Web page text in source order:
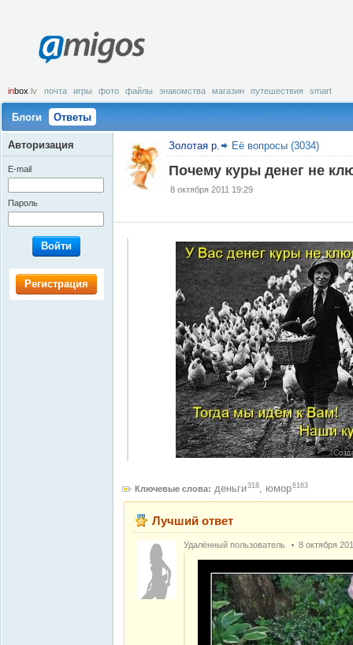
amigos
inbox .lv почта игры фото файлы знакомства магазин путешествия smart
Блоги Ответы
Золотая р. Её вопросы (3034)
Почему куры денег не
8 октября 2011 19:29
Ключевые слова: деньги318, юмор6163
Лучший ответ
Удалённый пользователь 8 октября
Авторизация
E-mail
Пароль
Войти
Регистрация